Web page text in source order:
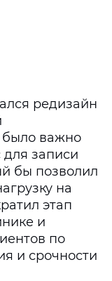
редизайн
было важно
записи
бы позволил
на
этап
и
по
и срочности